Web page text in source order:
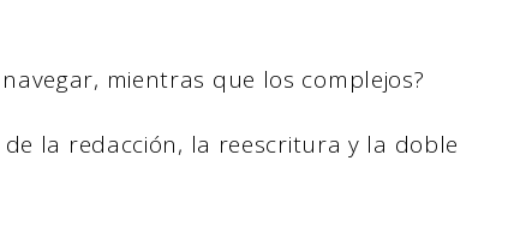
mientras que los complejos?
la redacción, la reescritura y la doble